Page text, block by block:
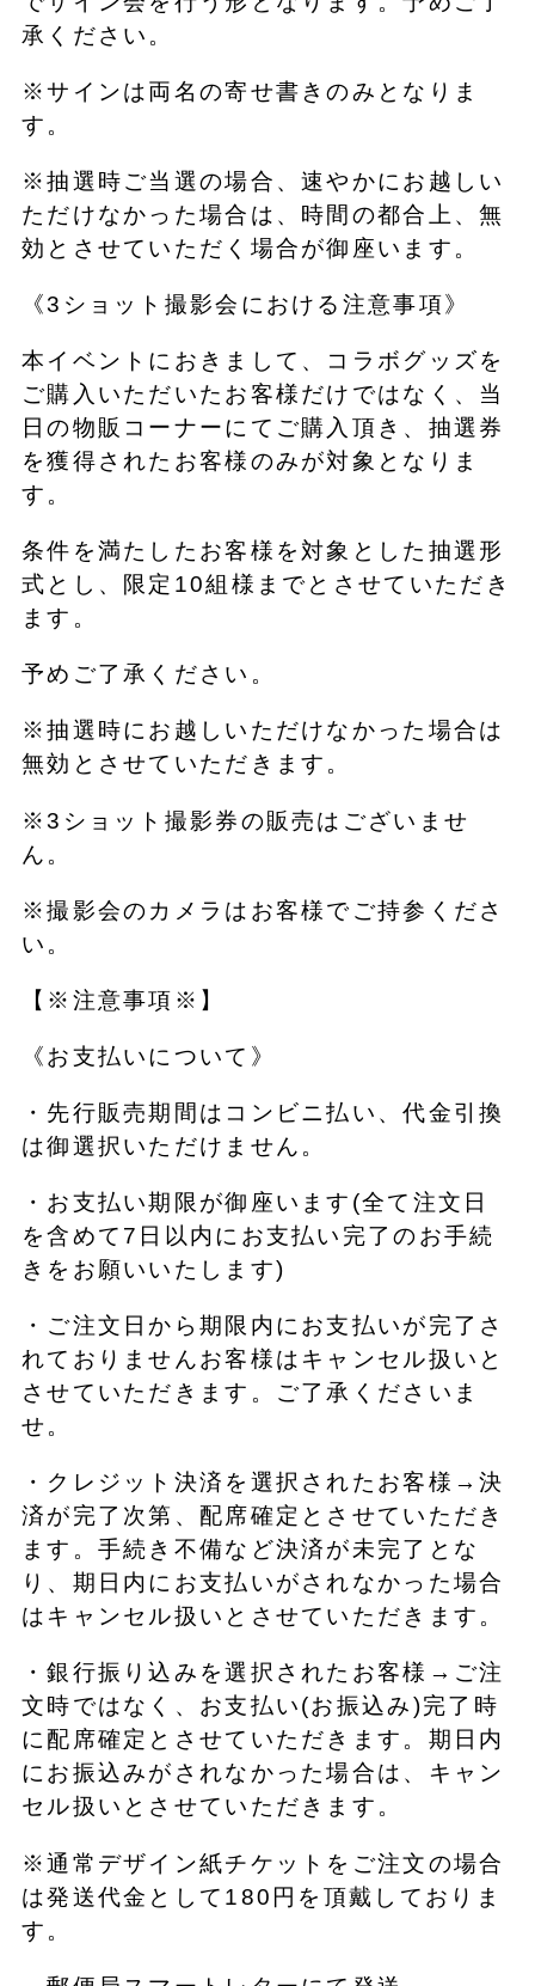
承ください。
※サインは両名の寄せ書きのみとなりま
す。
※抽選時ご当選の場合、速やかにお越しい
ただけなかった場合は、時間の都合上、無
効とさせていただく場合が御座います。
《3ショット撮影会における注意事項》
本イベントにおきまして、コラボグッズを
ご購入いただいたお客様だけではなく、当
日の物販コーナーにてご購入頂き、抽選券
を獲得されたお客様のみが対象となりま
す。
条件を満たしたお客様を対象とした抽選形
式とし、限定10組様までとさせていただき
ます。
予めご了承ください。
※抽選時にお越しいただけなかった場合は
無効とさせていただきます。
※3ショット撮影券の販売はございませ
ん。
※撮影会のカメラはお客様でご持参くださ
い。
【※注意事項※】
《お支払いについて》
・先行販売期間はコンビニ払い、代金引換
は御選択いただけません。
・お支払い期限が御座います(全て注文日
を含めて7日以内にお支払い完了のお手続
きをお願いいたします)
・ご注文日から期限内にお支払いが完了さ
れておりませんお客様はキャンセル扱いと
させていただきます。ご了承くださいま
せ。
・クレジット決済を選択されたお客様→決
済が完了次第、配席確定とさせていただき
ます。手続き不備など決済が未完了とな
り、期日内にお支払いがされなかった場合
はキャンセル扱いとさせていただきます。
・銀行振り込みを選択されたお客様→ご注
文時ではなく、お支払い(お振込み)完了時
に配席確定とさせていただきます。期日内
にお振込みがされなかった場合は、キャン
セル扱いとさせていただきます。
※通常デザイン紙チケットをご注文の場合
は発送代金として180円を頂戴しておりま
す。